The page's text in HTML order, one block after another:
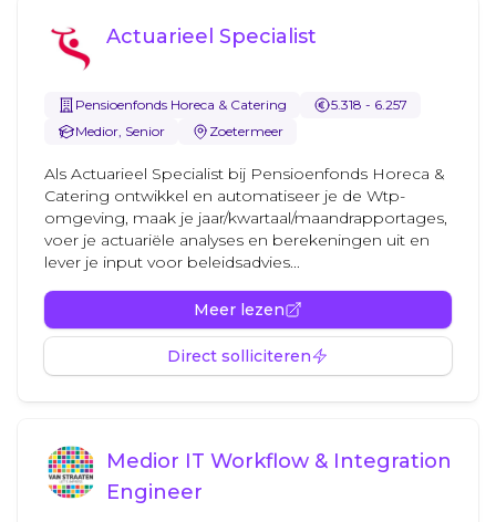
Actuarieel Specialist
Pensioenfonds Horeca & Catering
5.318 - 6.257
Medior, Senior
Zoetermeer
Als Actuarieel Specialist bij Pensioenfonds Horeca &
Catering ontwikkel en automatiseer je de Wtp-
omgeving, maak je jaar/kwartaal/maandrapportages,
voer je actuariële analyses en berekeningen uit en
lever je input voor beleidsadvies...
Meer lezen
Direct solliciteren
Medior IT Workflow & Integration
Engineer